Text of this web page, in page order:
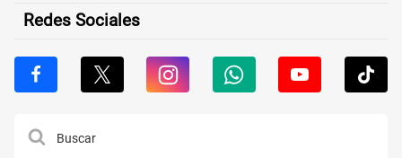
Redes Sociales